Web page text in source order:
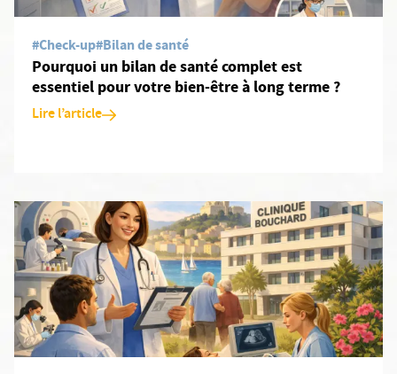
#Check-up#Bilan de santé
Pourquoi un bilan de santé complet est
essentiel pour votre bien-être à long terme ?
Lire l’article
En savoir plus: Réaliser un bilan de santé à Marseille : pourquoi